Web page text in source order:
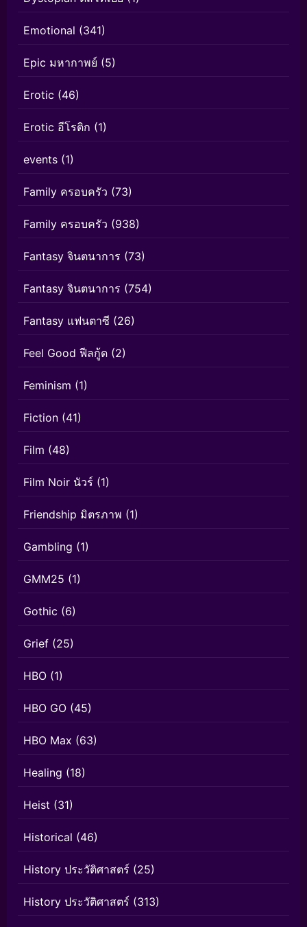
Emotional (341)
Epic มหากาพย์ (5)
Erotic (46)
Erotic อีโรติก (1)
events (1)
Family ครอบครัว (73)
Family ครอบครัว (938)
Fantasy จินตนาการ (73)
Fantasy จินตนาการ (754)
Fantasy แฟนตาซี (26)
Feel Good ฟีลกู้ด (2)
Feminism (1)
Fiction (41)
Film (48)
Film Noir นัวร์ (1)
Friendship มิตรภาพ (1)
Gambling (1)
GMM25 (1)
Gothic (6)
Grief (25)
HBO (1)
HBO GO (45)
HBO Max (63)
Healing (18)
Heist (31)
Historical (46)
History ประวัติศาสตร์ (25)
History ประวัติศาสตร์ (313)